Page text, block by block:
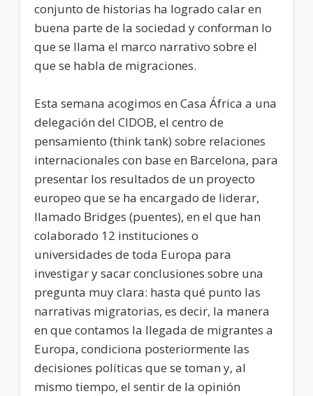
conjunto de historias ha logrado calar en
buena parte de la sociedad y conforman lo
que se llama el marco narrativo sobre el
que se habla de migraciones.
Esta semana acogimos en Casa África a una
delegación del CIDOB, el centro de
pensamiento (think tank) sobre relaciones
internacionales con base en Barcelona, para
presentar los resultados de un proyecto
europeo que se ha encargado de liderar,
llamado Bridges (puentes), en el que han
colaborado 12 instituciones o
universidades de toda Europa para
investigar y sacar conclusiones sobre una
pregunta muy clara: hasta qué punto las
narrativas migratorias, es decir, la manera
en que contamos la llegada de migrantes a
Europa, condiciona posteriormente las
decisiones políticas que se toman y, al
mismo tiempo, el sentir de la opinión